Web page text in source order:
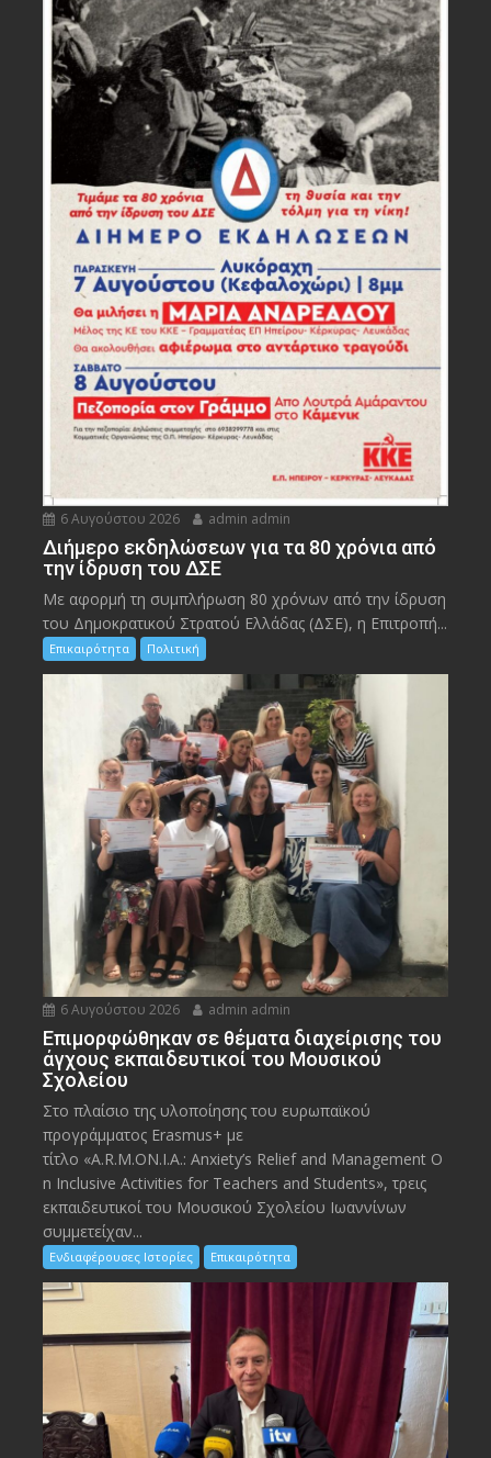
6 Αυγούστου 2026 admin admin
Διήμερο εκδηλώσεων για τα 80 χρόνια από
την ίδρυση του ΔΣΕ
Με αφορμή τη συμπλήρωση 80 χρόνων από την ίδρυση
του Δημοκρατικού Στρατού Ελλάδας (ΔΣΕ), η Επιτροπή...
Επικαιρότητα Πολιτική
6 Αυγούστου 2026 admin admin
Eπιμορφώθηκαν σε θέματα διαχείρισης του
άγχους εκπαιδευτικοί του Μουσικού
Σχολείου
Στο πλαίσιο της υλοποίησης του ευρωπαϊκού
προγράμματος Erasmus+ με
τίτλο «A.R.M.ON.I.A.: Anxiety’s Relief and Management O
n Inclusive Activities for Teachers and Students», τρεις
εκπαιδευτικοί του Μουσικού Σχολείου Ιωαννίνων
συμμετείχαν...
Ενδιαφέρουσες Ιστορίες Επικαιρότητα